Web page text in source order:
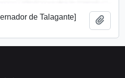
de Talagante]